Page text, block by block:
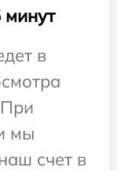
в
мы
счет в